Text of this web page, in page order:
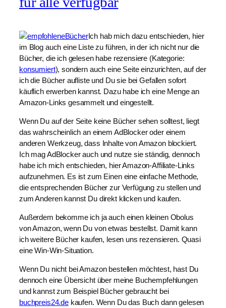
Ich hab mich dazu entschieden, hier
im Blog auch eine Liste zu führen, in der ich nicht nur die
Bücher, die ich gelesen habe rezensiere (Kategorie:
konsumiert), sondern auch eine Seite einzurichten, auf der
ich die Bücher aufliste und Du sie bei Gefallen sofort
käuflich erwerben kannst. Dazu habe ich eine Menge an
Amazon-Links gesammelt und eingestellt.
Wenn Du auf der Seite keine Bücher sehen solltest, liegt
das wahrscheinlich an einem AdBlocker oder einem
anderen Werkzeug, dass Inhalte von Amazon blockiert.
Ich mag AdBlocker auch und nutze sie ständig, dennoch
habe ich mich entschieden, hier Amazon-Affiliate-Links
aufzunehmen. Es ist zum Einen eine einfache Methode,
die entsprechenden Bücher zur Verfügung zu stellen und
zum Anderen kannst Du direkt klicken und kaufen.
Außerdem bekomme ich ja auch einen kleinen Obolus
von Amazon, wenn Du von etwas bestellst. Damit kann
ich weitere Bücher kaufen, lesen uns rezensieren. Quasi
eine Win-Win-Situation.
Wenn Du nicht bei Amazon bestellen möchtest, hast Du
dennoch eine Übersicht über meine Buchempfehlungen
und kannst zum Beispiel Bücher gebraucht bei
buchpreis24.dekaufen. Wenn Du das Buch dann gelesen